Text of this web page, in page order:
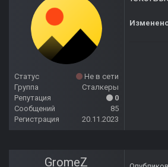
Статус
Не в сети
Группа
Сталкеры
Репутация
0
Сообщений
85
Регистрация
20.11.2023
GromeZ